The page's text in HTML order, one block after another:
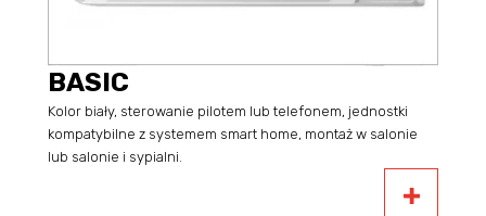
BASIC
Kolor biały, sterowanie pilotem lub telefonem, jednostki
kompatybilne z systemem smart home, montaż w salonie
lub salonie i sypialni.